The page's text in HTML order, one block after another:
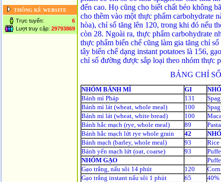
THỐNG KÊ WEBSITE
Trực tuyến:
6
Lượt truy cập: 29793869
đến cao. Họ cũng cho biết chất béo không
cho thêm vào một thực phẩm carbohydrate
hòa), chỉ số tăng lên 120, trong khi đó nếu
còn 28. Ngoài ra, thực phẩm carbohydrate
thực phẩm biến chế cũng làm gia tăng chỉ
tây biến chế dạng instant potatoes là 156,
chỉ số đường được sắp loại theo nhóm thực
BẢNG CHỈ
NHÓM BÁNH MÌ GI
Bánh mì Pháp
131
Bánh mì lát (wheat, whole meal)
100
Bánh mì lát (wheat, white bread)
100
Bánh hắc mạch (rye, whole meal)
89
Bánh hắc mạch lứt rye whole grain
42
Bánh mạch (barley, whole meal)
93
Rice
Bánh yến mạch lứt (oat, coarse)
93
NHÓM GẠO
Gạo trắng, nấu sôi 14 phút
120
Gạo trắng instant nấu sôi 1 phút
65
40%